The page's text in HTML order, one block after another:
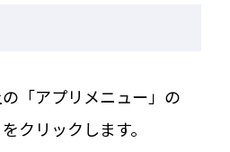
「アプリメニュー」の
クリックします。